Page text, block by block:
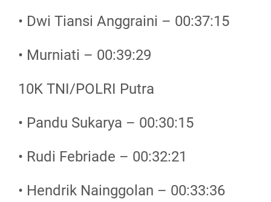
• Dwi Tiansi Anggraini – 00:37:15
• Murniati – 00:39:29
10K TNI/POLRI Putra
• Pandu Sukarya – 00:30:15
• Rudi Febriade – 00:32:21
• Hendrik Nainggolan – 00:33:36